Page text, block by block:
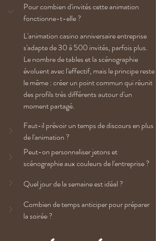
Pour combien d'invités cette animation
fonctionne-t-elle ?
L'animation casino anniversaire entreprise
s'adapte de 30 à 500 invités, parfois plus.
Le nombre de tables et la scénographie
évoluent avec l'effectif, mais le principe reste
le même : créer un point commun qui réunit
des profils très différents autour d'un
moment partagé.
Faut-il prévoir un temps de discours en plus
de l'animation ?
Peut-on personnaliser jetons et
scénographie aux couleurs de l'entreprise ?
Quel jour de la semaine est idéal ?
Combien de temps anticiper pour préparer
la soirée ?